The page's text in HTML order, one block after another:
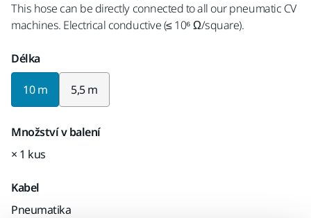
This hose can be directly connected to all our pneumatic CV
machines. Electrical conductive (≤ 10⁶ Ω/square).
Délka
10 m 5,5 m
Množství v balení
× 1 kus
Kabel
Pneumatika